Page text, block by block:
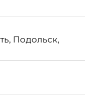
Подольск,